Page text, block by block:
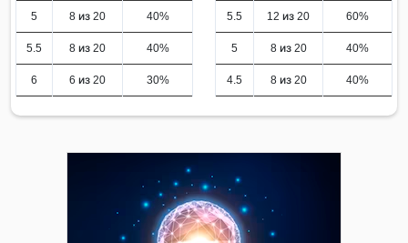
5 8 из 20 40%
5.5 8 из 20 40%
6 6 из 20 30%
5.5 12 из 20 60%
5 8 из 20 40%
4.5 8 из 20 40%